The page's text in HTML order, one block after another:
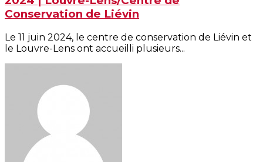
Conservation de Liévin
Le 11 juin 2024, le centre de conservation de Liévin et
le Louvre-Lens ont accueilli plusieurs...